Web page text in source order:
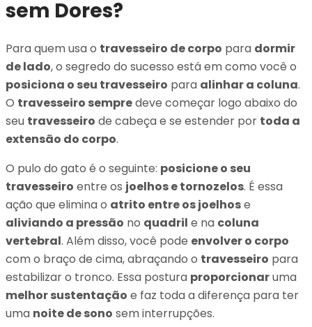
sem Dores?
Para quem usa o travesseiro de corpo para dormir
de lado, o segredo do sucesso está em como você o
posiciona o seu travesseiro para alinhar a coluna.
O travesseiro sempredeve começar logo abaixo do
seu travesseiro de cabeça e se estender por toda a
extensão do corpo.
O pulo do gato é o seguinte: posicione o seu
travesseiro entre os joelhos e tornozelos. É essa
ação que elimina o atrito entre os joelhose
aliviando a pressão no quadril e na coluna
vertebral. Além disso, você pode envolver o corpo
com o braço de cima, abraçando o travesseiro para
estabilizar o tronco. Essa postura proporcionaruma
melhor sustentação e faz toda a diferença para ter
uma noite de sono sem interrupções.